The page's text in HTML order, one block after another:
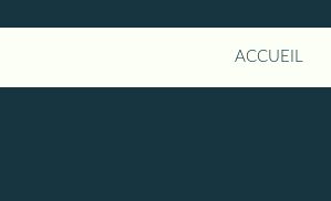
ACCUEIL